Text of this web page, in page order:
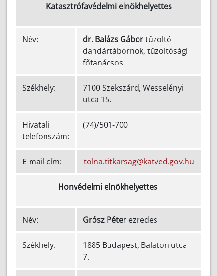
Katasztrófavédelmi elnökhelyettes
Név: dr. Balázs Gábortűzoltó
dandártábornok, tűzoltósági
főtanácsos
Székhely:
7100 Szekszárd, Wesselényi
utca 15.
Hivatali
telefonszám:
(74)/501-700
E-mail cím: tolna.titkarsag@katved.gov.hu
Honvédelmi elnökhelyettes
Név: Grósz Péter ezredes
Székhely:
1885 Budapest, Balaton utca
7.